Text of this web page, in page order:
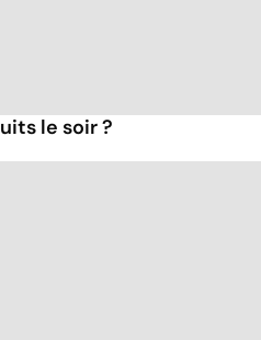
le soir ?